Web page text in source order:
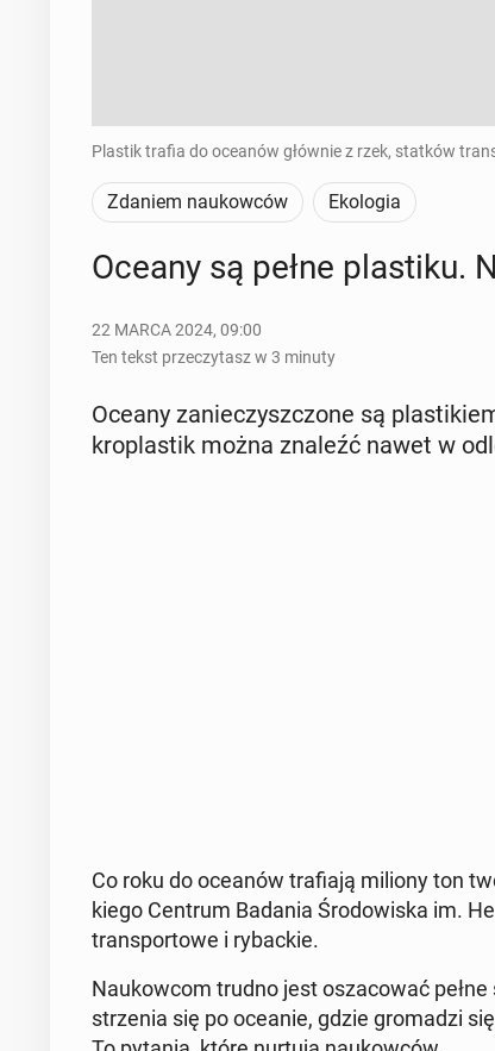
Plastik trafia do oceanów głównie z rzek, statków
Zdaniem naukowców Ekologia
Oceany są pełne pla­sti­ku.
22 MARCA 2024, 09:00
Ten tekst przeczytasz w 3 minuty
Oceany za­nie­czysz­czo­ne są
kro­pla­stik można znaleźć nawet w
Co roku do oceanów tra­fia­ją miliony ton
kie­go Centrum Badania Śro­do­wi­ska im.
trans­por­to­we i ry­bac­kie.
Na­ukow­com trudno jest osza­co­wać
strze­nia się po oceanie, gdzie gro­ma­dzi